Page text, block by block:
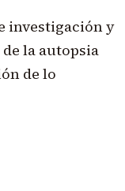
investigación y
la autopsia
de lo